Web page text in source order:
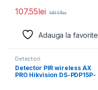
107.55lei 141.17lei
Adauga la favorite
Detectori
Detector PIR wireless AX
PRO Hikvision DS-PDP15P-